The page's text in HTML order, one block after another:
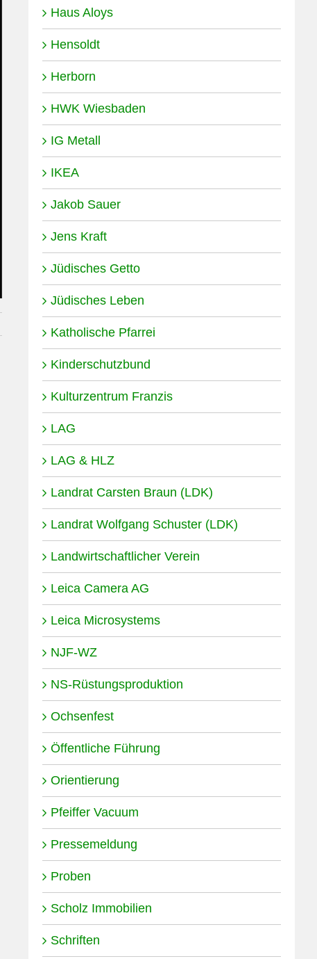
Haus Aloys
Hensoldt
Herborn
HWK Wiesbaden
IG Metall
IKEA
Jakob Sauer
Jens Kraft
Jüdisches Getto
Jüdisches Leben
Katholische Pfarrei
Kinderschutzbund
Kulturzentrum Franzis
LAG
LAG & HLZ
Landrat Carsten Braun (LDK)
Landrat Wolfgang Schuster (LDK)
Landwirtschaftlicher Verein
Leica Camera AG
Leica Microsystems
NJF-WZ
NS-Rüstungsproduktion
Ochsenfest
Öffentliche Führung
Orientierung
Pfeiffer Vacuum
Pressemeldung
Proben
Scholz Immobilien
Schriften